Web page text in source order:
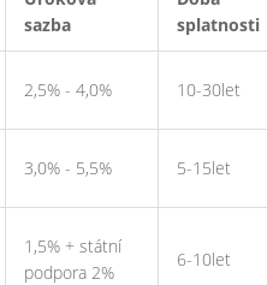
sazba
splatnosti
2,5% - 4,0% 10-30let
3,0% - 5,5% 5-15let
1,5% + státní
podpora 2%
6-10let